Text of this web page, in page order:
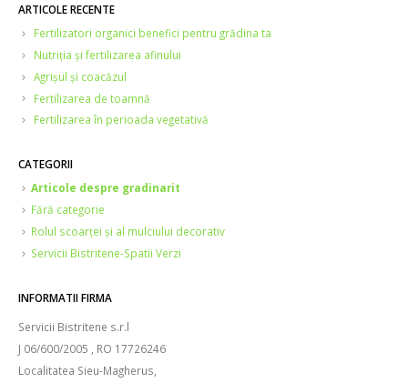
ARTICOLE RECENTE
Fertilizatori organici benefici pentru grădina ta
Nutriția și fertilizarea afinului
Agrișul și coacăzul
Fertilizarea de toamnă
Fertilizarea în perioada vegetativă
CATEGORII
Articole despre gradinarit
Fără categorie
Rolul scoarței și al mulciului decorativ
Servicii Bistritene-Spatii Verzi
INFORMATII FIRMA
Servicii Bistritene s.r.l
J 06/600/2005 , RO 17726246
Localitatea Sieu-Magherus,